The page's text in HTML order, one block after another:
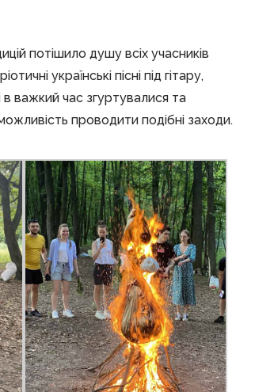
потішило душу всіх учасників
українські пісні під гітару,
важкий час згуртувалися та
проводити подібні заходи.